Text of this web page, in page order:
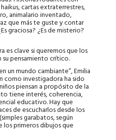
cartas extraterrestres,
animalario inventado,
que más te guste y contar
graciosa? ¿Es de misterio?
es clave si queremos que los
su pensamiento crítico.
un mundo cambiante”, Emilia
como investigadora ha sido
piensan a propósito de la
tiene interés, coherencia,
educativo. Hay que
de escucharlos desde los
garabatos, según
primeros dibujos que